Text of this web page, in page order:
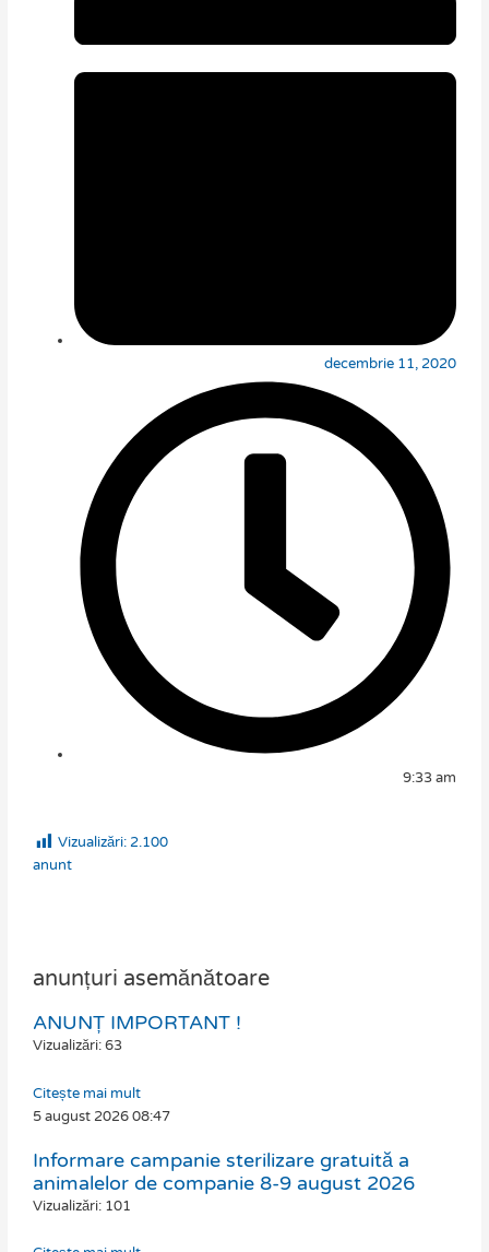
decembrie 11, 2020
9:33 am
Vizualizări: 2.100
anunt
anunțuri asemănătoare
ANUNȚ IMPORTANT !
Vizualizări: 63
Citește mai mult
5 august 202608:47
Informare campanie sterilizare gratuită a
animalelor de companie 8-9 august 2026
Vizualizări: 101
Page
Page
PagePage